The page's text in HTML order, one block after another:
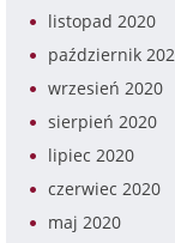
listopad 2020
październik
wrzesień 2020
sierpień 2020
lipiec 2020
czerwiec 2020
maj 2020